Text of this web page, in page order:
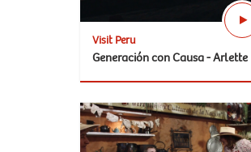
Visit Peru
Generación con Causa - Arlette